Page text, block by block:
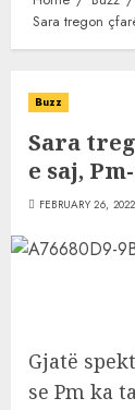
Sara tregon
Buzz
Sara
e saj,
FEBRUARY 26, 2022
Gjatë
se Pm ka